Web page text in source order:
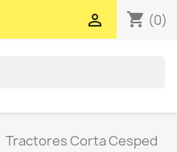
shopping_cart (0)

Tractores Corta Cesped